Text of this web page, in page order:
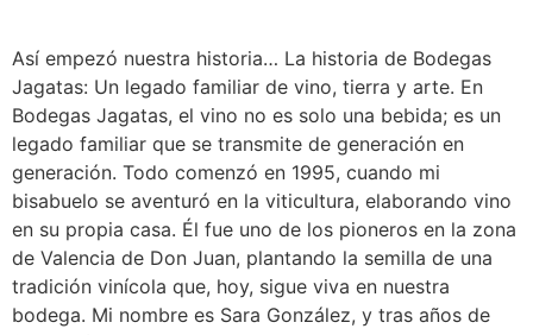
Así empezó nuestra historia… La historia de Bodegas
Jagatas: Un legado familiar de vino, tierra y arte. En
Bodegas Jagatas, el vino no es solo una bebida; es un
legado familiar que se transmite de generación en
generación. Todo comenzó en 1995, cuando mi
bisabuelo se aventuró en la viticultura, elaborando vino
en su propia casa. Él fue uno de los pioneros en la zona
de Valencia de Don Juan, plantando la semilla de una
tradición vinícola que, hoy, sigue viva en nuestra
bodega. Mi nombre es Sara González, y tras años de